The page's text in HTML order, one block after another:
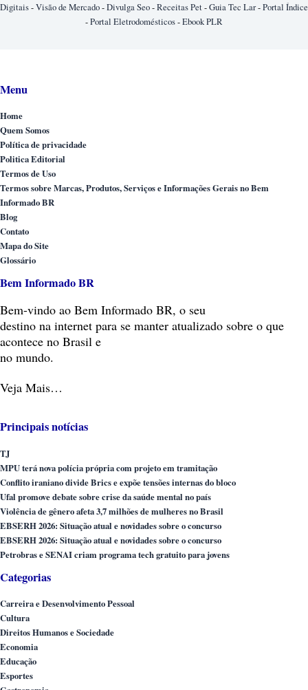
Digitais-Visão de Mercado-Divulga Seo-Receitas Pet-Guia Tec Lar-Portal Índice
-Portal Eletrodomésticos-Ebook PLR
Menu
Home
Quem Somos
Política de privacidade
Politica Editorial
Termos de Uso
Termos sobre Marcas, Produtos, Serviços e Informações Gerais no Bem
Informado BR
Blog
Contato
Mapa do Site
Glossário
Bem Informado BR
Bem-vindo ao Bem Informado BR, o seu
destino na internet para se manter atualizado sobre o que
acontece no Brasil e
no mundo.
Veja Mais…
Principais notícias
TJ
MPU terá nova polícia própria com projeto em tramitação
Conflito iraniano divide Brics e expõe tensões internas do bloco
Ufal promove debate sobre crise da saúde mental no país
Violência de gênero afeta 3,7 milhões de mulheres no Brasil
EBSERH 2026: Situação atual e novidades sobre o concurso
EBSERH 2026: Situação atual e novidades sobre o concurso
Petrobras e SENAI criam programa tech gratuito para jovens
Categorias
Carreira e Desenvolvimento Pessoal
Cultura
Direitos Humanos e Sociedade
Economia
Educação
Esportes